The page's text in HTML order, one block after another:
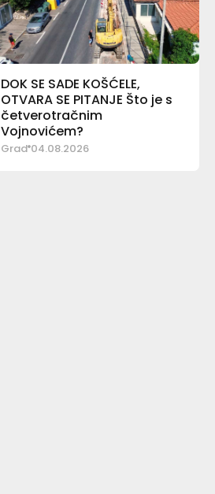
DOK SE SADE KOŠĆELE,
OTVARA SE PITANJE Što je s
četverotračnim
Vojnovićem?
Grad 04.08.2026